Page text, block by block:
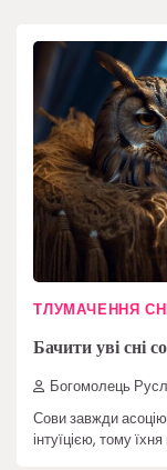
ТЛУМАЧЕННЯ
Бачити уві сні
Богомолець
Сови завжди
інтуїцією, тому